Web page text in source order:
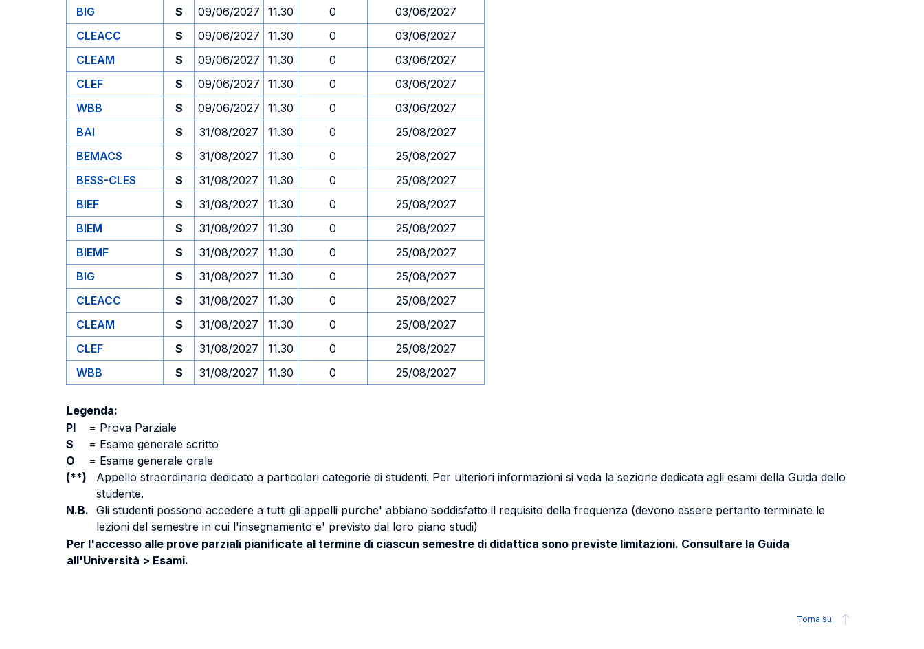
BIG
S 09/06/2027 11.30 0
03/06/2027
CLEACC
S 09/06/2027 11.30 0
03/06/2027
CLEAM
S 09/06/2027 11.30 0
03/06/2027
CLEF
S 09/06/2027 11.30 0
03/06/2027
WBB
S 09/06/2027 11.30 0
03/06/2027
BAI
S 31/08/2027 11.30 0
25/08/2027
BEMACS
S 31/08/2027 11.30 0
25/08/2027
BESS-CLES
S 31/08/2027 11.30 0
25/08/2027
BIEF
S 31/08/2027 11.30 0
25/08/2027
BIEM
S 31/08/2027 11.30 0
25/08/2027
BIEMF
S 31/08/2027 11.30 0
25/08/2027
BIG
S 31/08/2027 11.30 0
25/08/2027
CLEACC
S 31/08/2027 11.30 0
25/08/2027
CLEAM
S 31/08/2027 11.30 0
25/08/2027
CLEF
S 31/08/2027 11.30 0
25/08/2027
WBB
S 31/08/2027 11.30 0 25/08/2027
Legenda:
PI
= Prova Parziale
S
= Esame generale scritto
O
= Esame generale orale
(**)
Appello straordinario dedicato a particolari categorie di studenti. Per ulteriori informazioni si veda la sezione dedicata agli esami della Guida dello
studente.
N.B. Gli studenti possono accedere a tutti gli appelli purche' abbiano soddisfatto il requisito della frequenza (devono essere pertanto terminate le
lezioni del semestre in cui l'insegnamento e' previsto dal loro piano studi)
Per l'accesso alle prove parziali pianificate al termine di ciascun semestre di didattica sono previste limitazioni. Consultare la Guida
all'Università > Esami.
Torna su